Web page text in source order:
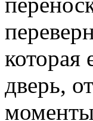
которая
дверь,